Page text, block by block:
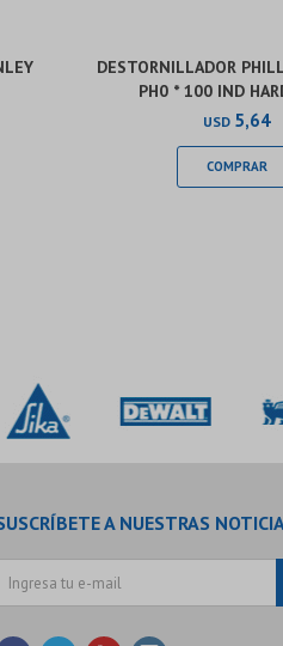
DESTORNILLADOR
PH0 * 100 IND
USD 5,64
A NUESTRAS